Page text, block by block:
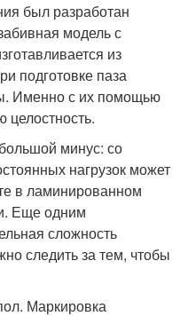
был разработан
модель с
из
подготовке паза
Именно с их помощью
целостность.
минус: со
нагрузок может
в ламинированном
Еще одним
сложность
следить за тем, чтобы